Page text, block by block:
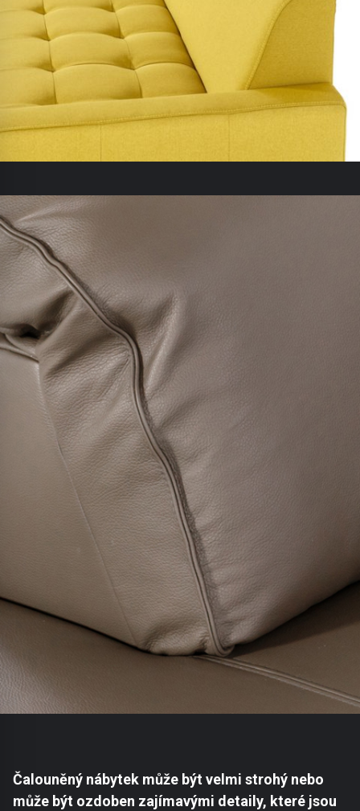
Čalouněný nábytek může být velmi strohý nebo
může být ozdoben zajímavými detaily, které jsou